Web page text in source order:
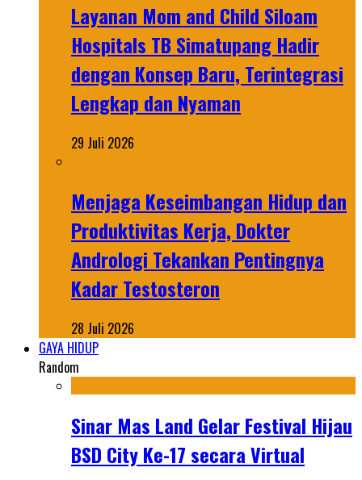
Layanan Mom and Child Siloam
Hospitals TB Simatupang Hadir
dengan Konsep Baru, Terintegrasi
Lengkap dan Nyaman
29 Juli 2026
Menjaga Keseimbangan Hidup dan
Produktivitas Kerja, Dokter
Andrologi Tekankan Pentingnya
Kadar Testosteron
28 Juli 2026
GAYA HIDUP
Random
Sinar Mas Land Gelar Festival Hijau
BSD City Ke-17 secara Virtual